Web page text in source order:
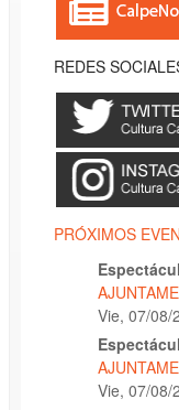
REDES
PRÓXIMOS
Vie, 07/08/
Vie, 07/08/